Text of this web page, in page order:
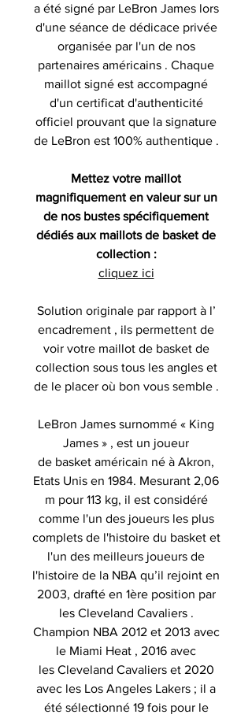
a été signé par LeBron James lors
d'une séance de dédicace privée
organisée par l'un de nos
partenaires américains . Chaque
maillot signé est accompagné
d'un certificat d'authenticité
officiel prouvant que la signature
de LeBron est 100% authentique .
Mettez votre maillot
magnifiquement en valeur sur un
de nos bustes spécifiquement
dédiés aux maillots de basket de
collection :
cliquez ici
Solution originale par rapport à l’
encadrement , ils permettent de
voir votre maillot de basket de
collection sous tous les angles et
de le placer où bon vous semble .
LeBron James surnommé « King
James » , est un joueur
de basket américain né à Akron,
Etats Unis en 1984. Mesurant 2,06
m pour 113 kg, il est considéré
comme l'un des joueurs les plus
complets de l'histoire du basket et
l'un des meilleurs joueurs de
l'histoire de la NBA qu’il rejoint en
2003, drafté en 1ère position par
les Cleveland Cavaliers .
Champion NBA 2012 et 2013 avec
le Miami Heat , 2016 avec
les Cleveland Cavaliers et 2020
avec les Los Angeles Lakers ; il a
été sélectionné 19 fois pour le